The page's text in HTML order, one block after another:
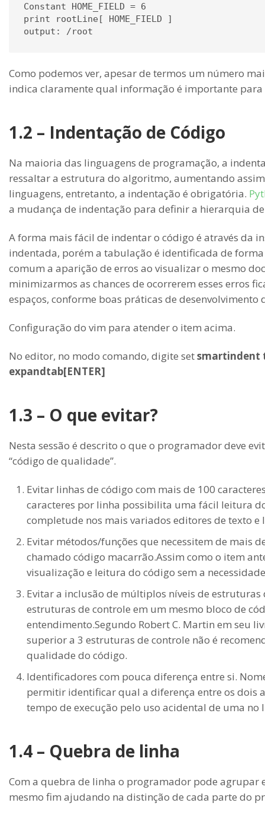
Constant HOME_FIELD = 6
print rootLine[ HOME_FIELD ]
Como podemos ver, apesar de termos um número
indica claramente qual informação é importante para
1.2 – Indentação de Código
Na maioria das linguagens de programação, a
ressaltar a estrutura do algoritmo, aumentando
linguagens, entretanto, a indentação é obrigatória.
a mudança de indentação para definir a hierarquia
A forma mais fácil de indentar o código é através da
indentada, porém a tabulação é identificada de
comum a aparição de erros ao visualizar o mesmo
minimizarmos as chances de ocorrerem esses erros
espaços, conforme boas práticas de desenvolvimento
Configuração do vim para atender o item acima.
No editor, no modo comando, digite setsmartindent
expandtab[ENTER]
1.3 – O que evitar?
Nesta sessão é descrito o que o programador deve
“código de qualidade”.
Evitar linhas de código com mais de 100
caracteres por linha possibilita uma fácil leitura
completude nos mais variados editores de texto e
Evitar métodos/funções que necessitem de mais
chamado código macarrão.Assim como o item
visualização e leitura do código sem a
Evitar a inclusão de múltiplos níveis de
estruturas de controle em um mesmo bloco de
entendimento.Segundo Robert C. Martin em seu
superior a 3 estruturas de controle não é
qualidade do código.
Identificadores com pouca diferença entre si.
permitir identificar qual a diferença entre os dois
tempo de execução pelo uso acidental de uma no
1.4 – Quebra de linha
Com a quebra de linha o programador pode agrupar
mesmo fim ajudando na distinção de cada parte do